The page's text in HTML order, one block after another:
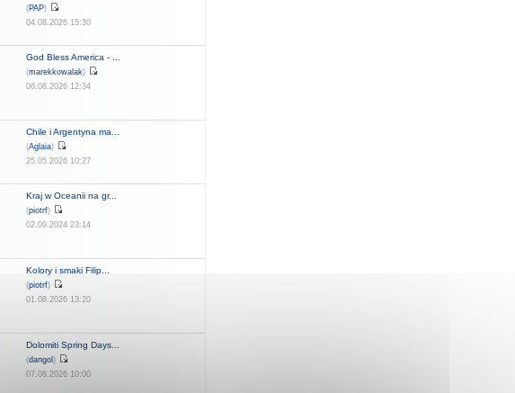
(PAP)
04.08.2026 15:30
God Bless America - ...
(marekkowalak)
06.08.2026 12:34
Chile i Argentyna ma...
(Aglaia)
25.05.2026 10:27
Kraj w Oceanii na gr...
(piotrf)
02.09.2024 23:14
Kolory i smaki Filip...
(piotrf)
01.08.2026 13:20
Dolomiti Spring Days...
(dangol)
07.08.2026 10:00